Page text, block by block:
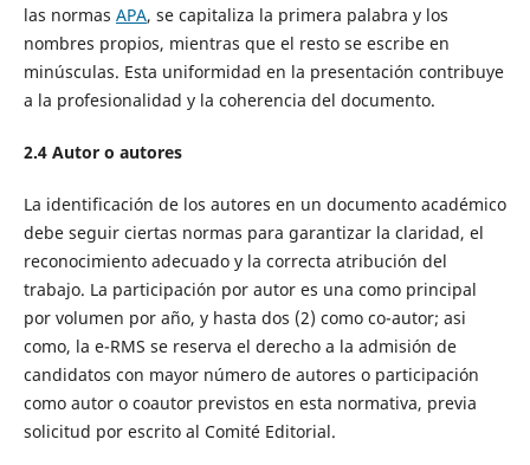
las normas APA, se capitaliza la primera palabra y los
nombres propios, mientras que el resto se escribe en
minúsculas. Esta uniformidad en la presentación contribuye
a la profesionalidad y la coherencia del documento.
2.4 Autor o autores
La identificación de los autores en un documento académico
debe seguir ciertas normas para garantizar la claridad, el
reconocimiento adecuado y la correcta atribución del
trabajo. La participación por autor es una como principal
por volumen por año, y hasta dos (2) como co-autor; asi
como, la e-RMS se reserva el derecho a la admisión de
candidatos con mayor número de autores o participación
como autor o coautor previstos en esta normativa, previa
solicitud por escrito al Comité Editorial.